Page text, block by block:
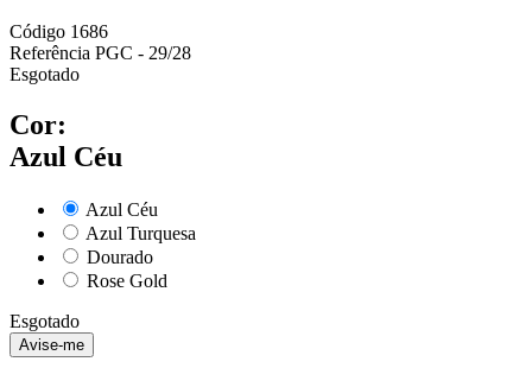
Código 1686
Referência PGC - 29/28
Esgotado
Cor:
Azul Céu
Azul Céu
Azul Turquesa
Dourado
Rose Gold
Esgotado
Avise-me